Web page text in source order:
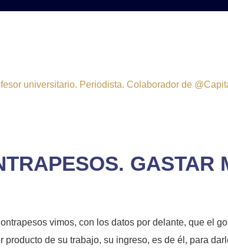
universitario. Periodista. Colaborador de
GASTAR
vimos, con los datos por delante, que el
producto de su trabajo, su ingreso, es de él, para